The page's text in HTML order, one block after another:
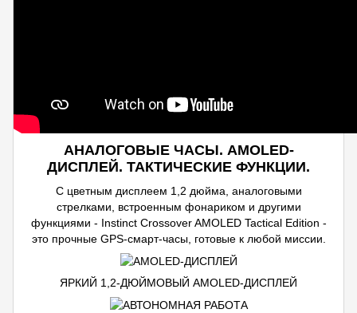
АНАЛОГОВЫЕ ЧАСЫ. AMOLED-
ДИСПЛЕЙ. ТАКТИЧЕСКИЕ ФУНКЦИИ.
С цветным дисплеем 1,2 дюйма, аналоговыми
стрелками, встроенным фонариком и другими
функциями - Instinct Crossover AMOLED Tactical Edition -
это прочные GPS-смарт-часы, готовые к любой миссии.
ЯРКИЙ 1,2-ДЮЙМОВЫЙ AMOLED-ДИСПЛЕЙ